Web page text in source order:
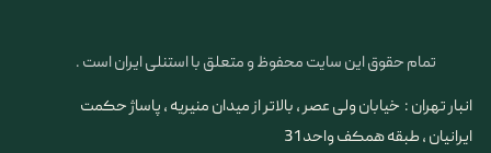
تمام حقوق این سایت محفوظ و متعلق با استنلی ایران است .
انبار تهران : خیابان ولی عصر ، بالاتر از میدان منیریه ، پاساژ حکمت
ایرانیان ، طبقه همکف واحد 31